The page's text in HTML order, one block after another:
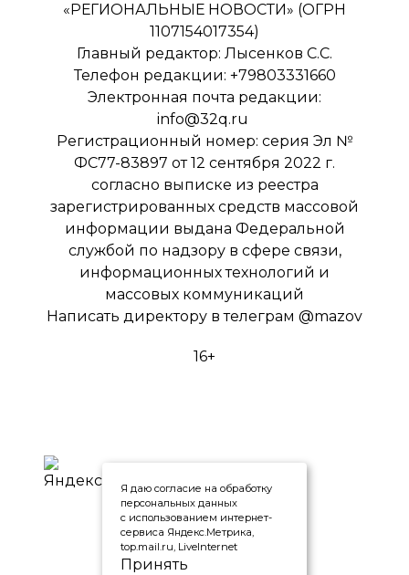
«РЕГИОНАЛЬНЫЕ НОВОСТИ» (ОГРН
1107154017354)
Главный редактор: Лысенков С.С.
Телефон редакции: +79803331660
Электронная почта редакции:
info@32q.ru
Регистрационный номер: серия Эл №
ФС77-83897 от 12 сентября 2022 г.
согласно выписке из реестра
зарегистрированных средств массовой
информации выдана Федеральной
службой по надзору в сфере связи,
информационных технологий и
массовых коммуникаций
Написать директору в телеграм @mazov
16+
Я даю согласие на обработку
персональных данных
с использованием интернет-
сервиса Яндекс.Метрика,
top.mail.ru, LiveInternet
Принять